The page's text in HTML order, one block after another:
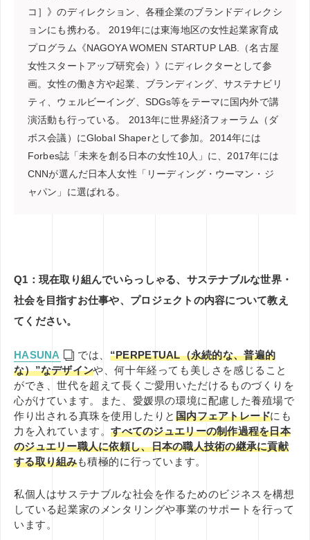
コ］》のディレクション、各種企業のブランドディレクシ
ョンにも携わる。 2019年には東海地区の女性起業家育成
プログラム《NAGOYA WOMEN STARTUP LAB.（名古屋
女性スタートアップ研究会）》にディレクターとして参
画。女性の働き方や起業、ブランディング、サステナビリ
ティ、ウェルビーイング、SDGs等をテーマに国内外で講
演活動も行っている。 2013年に世界経済フォーラム（ダ
ボス会議）にGlobal Shaperとして参加。2014年には
Forbes誌「未来を創る日本の女性10人」に、2017年には
CNNが選んだ日本人女性「リーディング・ウーマン・ジ
ャパン」に選ばれる。
Q1：現在取り組んでいらっしゃる、サステナブルな世界・
社会を目指すお仕事や、プロジェクトの内容について教え
てください。
HASUNA では、 “PERPETUAL（永続的な、普遍的
な）”なデザインや、何十年経っても美しさを感じること
ができ、世代を超えて長くご愛用いただけるものづくりを
心がけています。
また、愛媛県の環境に配慮した養殖場で
作り出される真珠を使用したりと 国内フェアトレードにも
力を入れています。すべてのジュエリーの制作過程を日本
のジュエリー職人に依頼し、日本の職人技術の継承に貢献
する取り組みも積極的に行っています。
私個人はサステナブルな社会を作るためのビジネスを構想
している起業家のメンタリングや事業のサポートを行って
います。